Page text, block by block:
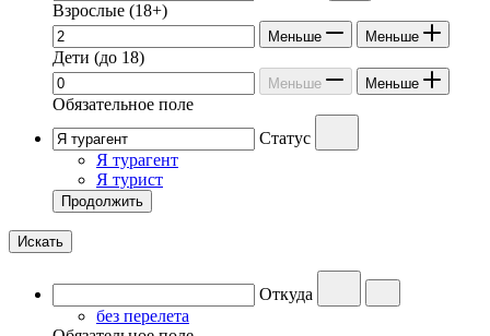
Взрослые (18+)
Меньше Меньше
Дети (до 18)
Меньше Меньше
Обязательное поле
Статус
Я турагент
Я турист
Продолжить
Искать
Откуда
без перелета